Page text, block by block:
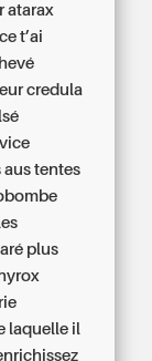
atarax
t’ai
credula
aus tentes
plus
laquelle il